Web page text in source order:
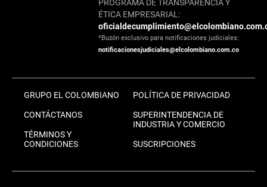
PROGRAMA DE TRANSPARENCIA Y
ÉTICA EMPRESARIAL:
*Buzón exclusivo para notificaciones judiciales:
notificacionesjudiciales@elcolombiano.com.co
GRUPO EL COLOMBIANO
CONTÁCTANOS
TÉRMINOS Y
CONDICIONES
POLÍTICA DE PRIVACIDAD
SUPERINTENDENCIA DE
INDUSTRIA Y COMERCIO
SUSCRIPCIONES